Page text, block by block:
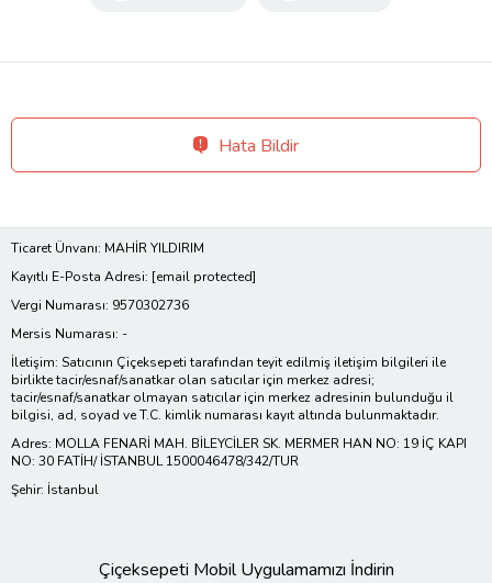
Hata Bildir
Ticaret Ünvanı: MAHİR YILDIRIM
Kayıtlı E-Posta Adresi: [email protected]
Vergi Numarası: 9570302736
Mersis Numarası: -
İletişim: Satıcının Çiçeksepeti tarafından teyit edilmiş iletişim bilgileri ile
birlikte tacir/esnaf/sanatkar olan satıcılar için merkez adresi;
tacir/esnaf/sanatkar olmayan satıcılar için merkez adresinin bulunduğu il
bilgisi, ad, soyad ve T.C. kimlik numarası kayıt altında bulunmaktadır.
Adres: MOLLA FENARİ MAH. BİLEYCİLER SK. MERMER HAN NO: 19 İÇ KAPI
NO: 30 FATİH/ İSTANBUL 1500046478/342/TUR
Şehir: İstanbul
Çiçeksepeti Mobil Uygulamamızı İndirin